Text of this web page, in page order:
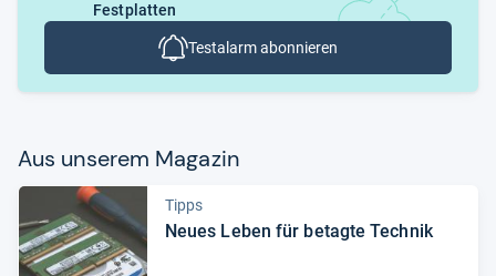
Festplatten
Testalarm abonnieren
Aus unse­rem Maga­zin
Tipps
Neues Leben für betagte Tech­nik